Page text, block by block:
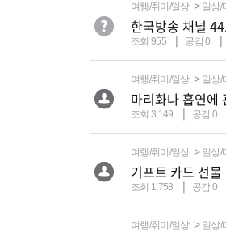
여행/취미/일상 일상/
한국방송 채널
조회 955 공감 0
여행/취미/일상 일상/
마리화나 흡연에
조회 3,149 공감 0
여행/취미/일상 일상/
기프트 카드 선물
조회 1,758 공감 0
여행/취미/일상 일상/